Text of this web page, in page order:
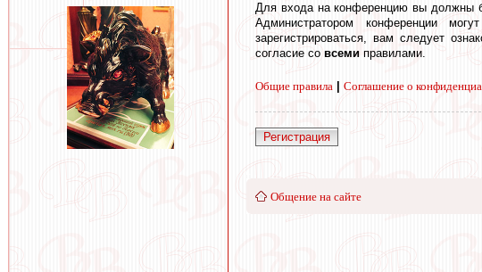
Для входа на конференцию вы должны
Администратором конференции
зарегистрироваться, вам следует
согласие со всеми правилами.
Общие правила Соглашение о
Регистрация
Общение на сайте